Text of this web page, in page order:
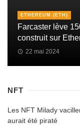
ETHEREUM (ETH)
Farcaster lève
construit sur
22 mai 2024
NFT
Les NFT Milady
aurait été piraté